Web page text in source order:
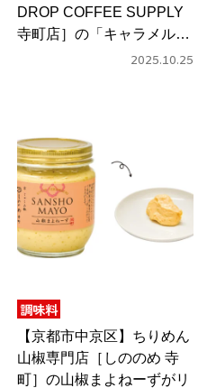
DROP COFFEE SUPPLY
寺町店］の「キャラメルラ
2025.10.25
調味料
【京都市中京区】ちりめん
山椒専門店［しののめ 寺
町］の山椒まよねーずがリ